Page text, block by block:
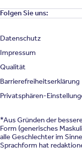
Folgen Sie uns:
Datenschutz
Impressum
Qualität
Barrierefreiheitserklärung
Privatsphären-
*Aus Gründen der
Form (generisches
alle Geschlechter im
Sprachform hat